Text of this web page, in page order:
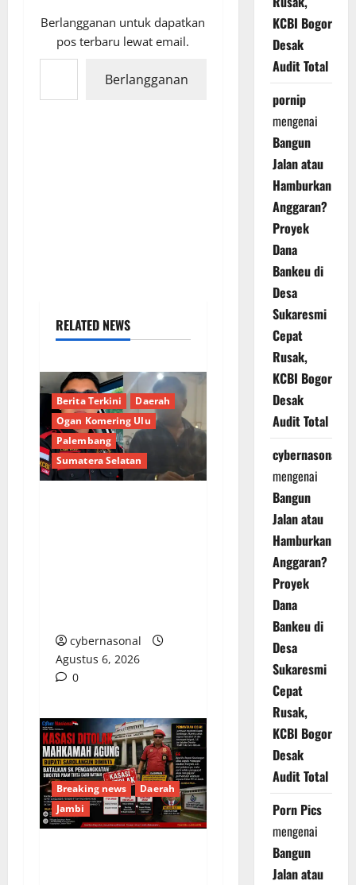
Berlangganan untuk dapatkan
pos terbaru lewat email.
Ketikkan email Anda...
Berlangganan
RELATED NEWS
Berita Terkini
Daerah
Ogan Komering Ulu
Palembang
Sumatera Selatan
cybernasonal
Agustus 6, 2026
0
Breaking news
Daerah
Jambi
KCBI Bogor
Desak
Audit Total
pornip
mengenai
Bangun
Jalan atau
Hamburkan
Anggaran?
Proyek
Dana
Bankeu di
Desa
Sukaresmi
Cepat
Rusak,
KCBI Bogor
Desak
Audit Total
cybernasonal
mengenai
Bangun
Jalan atau
Hamburkan
Anggaran?
Proyek
Dana
Bankeu di
Desa
Sukaresmi
Cepat
Rusak,
KCBI Bogor
Desak
Audit Total
Porn Pics
mengenai
Bangun
Jalan atau